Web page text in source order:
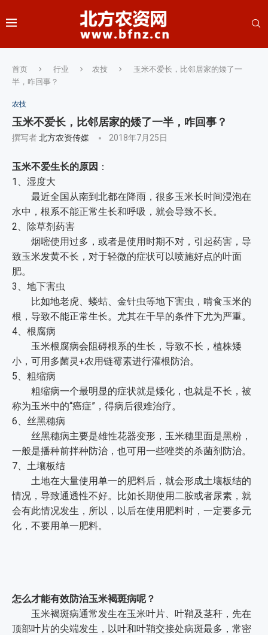
首页 行业 农技
玉米不爱长，比邻居家的矮了一
半，咋回事？
农技
玉米不爱长，比邻居家的矮了一半，咋回事？
撰写者北方农资传媒 2018年7月25日
玉米不爱生长的原因 ：
1、湿度大
最近全国从南到北都在降雨，很多玉米长时间浸泡在
水中，根系不能正常生长和呼吸，就会导致不长。
2、除草剂药害
烟嘧使用过多，或者是使用时期不对，引起药害，导
致玉米发黄不长，对于轻微的症状可以喷施好点的叶面
肥。
3、地下害虫
比如地老虎、蝼蛄、金针虫等地下害虫，啃食玉米的
根，导致不能正常生长。尤其在干旱的条件下尤为严重。
4、根腐病
玉米根腐病会阻碍根系的生长，导致不长，植株矮
小，可用多菌灵+农用链霉素进行灌根防治。
5、粗缩病
粗缩病一个最明显的症状就是矮化，也就是不长，被
称为玉米中的“癌症”，得病后很难治疗。
6、丝黑穗病
丝黑穗病主要是雄性花器变形，玉米穗里面是黑粉，
一般是播种前拌种防治，也可用一些唑类的杀菌剂防治。
7、土壤板结
土地在大量使用单一的肥料后，就会形成土壤板结的
情况，导致通透性不好。比如长期使用二胺或者尿素，就
会有此情况发生，所以，以后在使用肥料时，一定要多元
化，不要用单一肥料。
怎么才能有效防治玉米褐斑病呢？
玉米褐斑病通常发生在玉米叶片、叶鞘及茎秆，先在
顶部叶片的尖端发生，以叶和叶鞘交接处病斑最多，常密